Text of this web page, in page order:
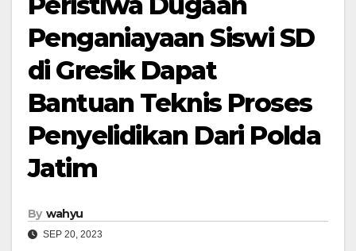
Penganiayaan Siswi SD
di Gresik Dapat
Bantuan Teknis Proses
Penyelidikan Dari Polda
Jatim
By wahyu
SEP 20, 2023